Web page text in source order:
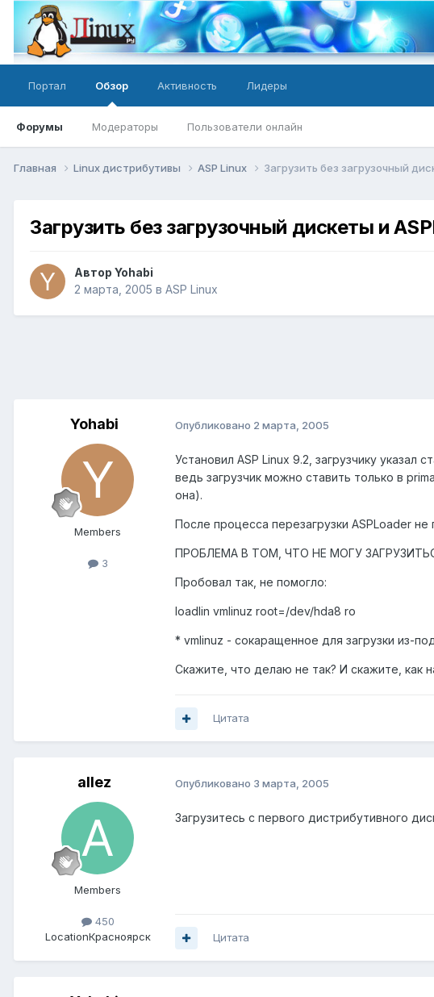
Портал Обзор
Форумы Модераторы Пользователи онлайн
Активность Лидеры
Главная Linux дистрибутивы ASP Linux Загрузить без загрузочный
Загрузить без загрузочный дискеты и
Автор Yohabi
2 марта, 2005 в ASP Linux
Yohabi
Members
3
Опубликовано 2 марта, 2005
Установил ASP Linux 9.2, загрузчику указал
ведь загрузчик можно ставить только в
она).
После процесса перезагрузки ASPLoader
ПРОБЛЕМА В ТОМ, ЧТО НЕ МОГУ
Пробовал так, не помогло:
loadlin vmlinuz root=/dev/hda8 ro
* vmlinuz - сокаращенное для загрузки из-
Скажите, что делаю не так? И скажите, как
Цитата
allez
Members
450
LocationКрасноярск
Опубликовано 3 марта, 2005
Загрузитесь с первого дистрибутивного
Цитата